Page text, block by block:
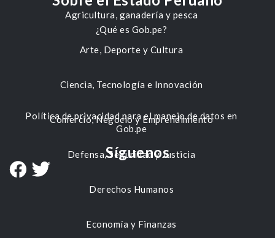
Agricultura, ganadería y pesca
Arte, Deporte y Cultura
Ciencia, Tecnología e Innovación
Comercio, Negocio y Emprendimiento
Defensa, Seguridad y Justicia
Derechos Humanos
Economía y Finanzas
¿Qué es Gob.pe?
Política de privacidad para el manejo de datos en
Gob.pe
Síguenos